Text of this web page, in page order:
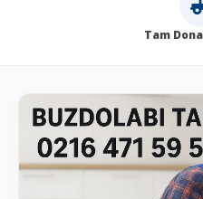
Tam